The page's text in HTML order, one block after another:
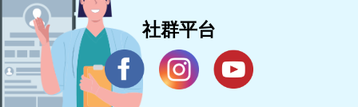
社群平台